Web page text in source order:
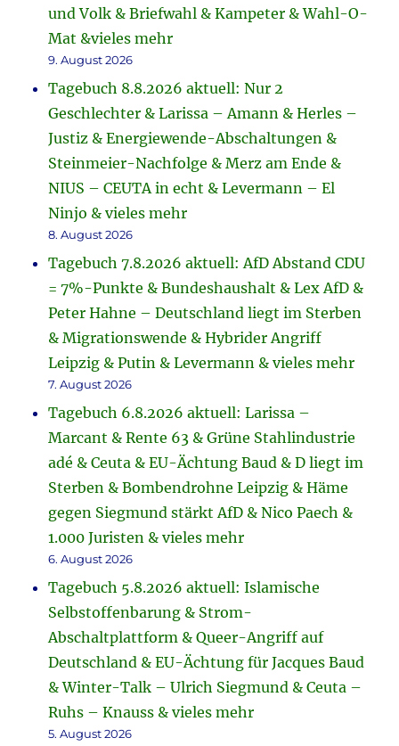
und Volk & Briefwahl & Kampeter & Wahl-O-
Mat &vieles mehr
9. August 2026
Tagebuch 8.8.2026 aktuell: Nur 2
Geschlechter & Larissa – Amann & Herles –
Justiz & Energiewende-Abschaltungen &
Steinmeier-Nachfolge & Merz am Ende &
NIUS – CEUTA in echt & Levermann – El
Ninjo & vieles mehr
8. August 2026
Tagebuch 7.8.2026 aktuell: AfD Abstand CDU
= 7%-Punkte & Bundeshaushalt & Lex AfD &
Peter Hahne – Deutschland liegt im Sterben
& Migrationswende & Hybrider Angriff
Leipzig & Putin & Levermann & vieles mehr
7. August 2026
Tagebuch 6.8.2026 aktuell: Larissa –
Marcant & Rente 63 & Grüne Stahlindustrie
adé & Ceuta & EU-Ächtung Baud & D liegt im
Sterben & Bombendrohne Leipzig & Häme
gegen Siegmund stärkt AfD & Nico Paech &
1.000 Juristen & vieles mehr
6. August 2026
Tagebuch 5.8.2026 aktuell: Islamische
Selbstoffenbarung & Strom-
Abschaltplattform & Queer-Angriff auf
Deutschland & EU-Ächtung für Jacques Baud
& Winter-Talk – Ulrich Siegmund & Ceuta –
Ruhs – Knauss & vieles mehr
5. August 2026